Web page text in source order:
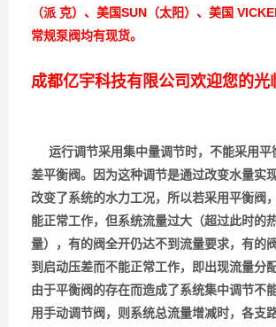
（派 克）、美国SUN（太阳）、美国
常规泵阀均有现货。
成都亿宇科技有限公司欢迎您的光
运行调节采用集中量调节时，不能采用平
差平衡阀。因为这种调节是通过改变水量实
改变了系统的水力工况，所以若采用平衡阀
能正常工作，但系统流量过大（超过此时的
量），有的阀全开仍达不到流量要求，有的
到启动压差而不能正常工作，即出现流量分
由于平衡阀的存在而造成了系统集中调节不
用手动调节阀，则系统总流量增减时，各支